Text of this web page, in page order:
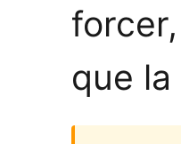
que